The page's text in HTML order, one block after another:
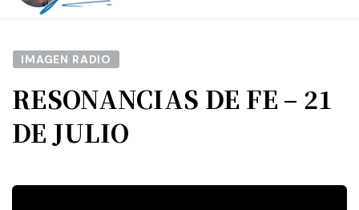
IMAGEN RADIO
RESONANCIAS DE FE – 21
DE JULIO